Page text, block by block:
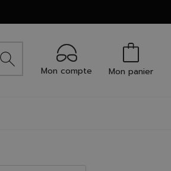
Mon compte Mon panier